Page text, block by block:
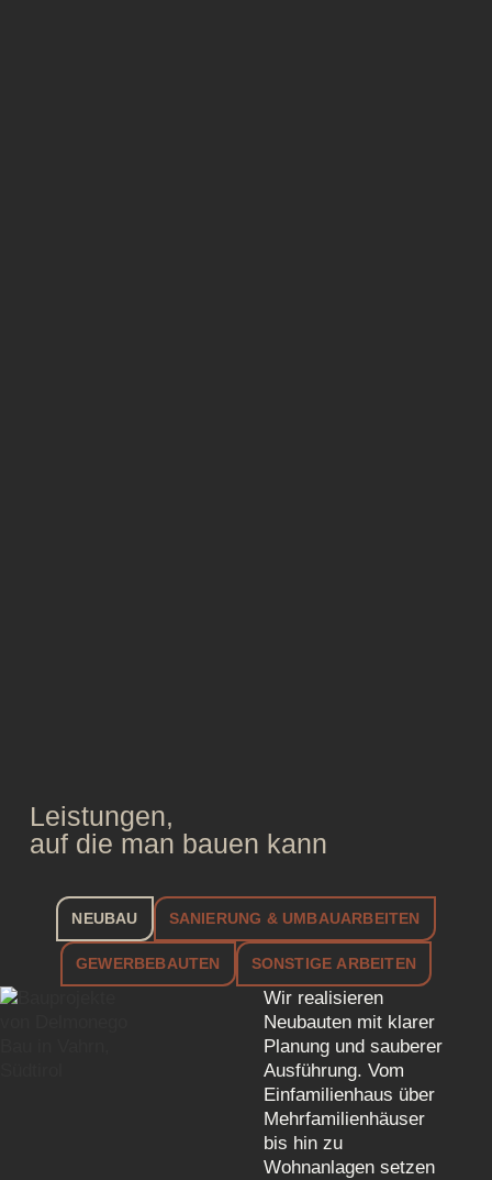
Leistungen,
auf die man bauen kann
NEUBAU SANIERUNG & UMBAUARBEITEN
GEWERBEBAUTEN SONSTIGE ARBEITEN
Wir realisieren
Neubautenmit klarer
Planungund sauberer
Ausführung. Vom
Einfamilienhaus über
Mehrfamilienhäuser
bis hin zu
Wohnanlagen setzen